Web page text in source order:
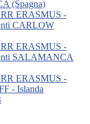
(Spagna)
ERASMUS -
CARLOW
ERASMUS -
SALAMANCA
ERASMUS -
- Islanda